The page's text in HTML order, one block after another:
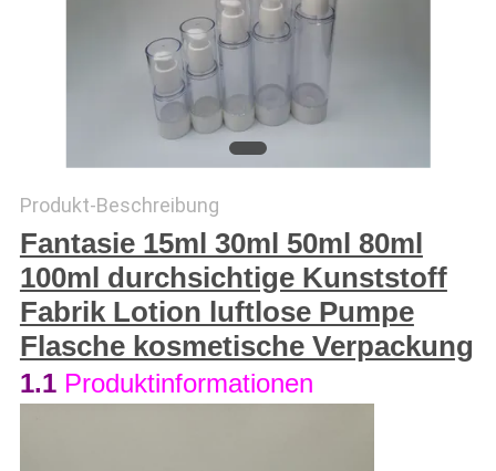
SITEMAP
PRIVACY
POLICY
Produkt-Beschreibung
Fantasie 15ml 30ml 50ml 80ml
100ml durchsichtige Kunststoff
Fabrik Lotion luftlose Pumpe
Flasche kosmetische Verpackung
1.1 Produktinformationen